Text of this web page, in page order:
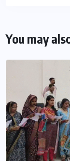
You may